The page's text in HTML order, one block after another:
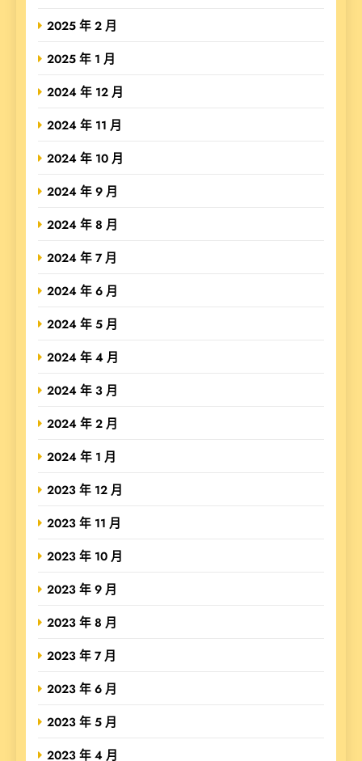
2025 年 2 月
2025 年 1 月
2024 年 12 月
2024 年 11 月
2024 年 10 月
2024 年 9 月
2024 年 8 月
2024 年 7 月
2024 年 6 月
2024 年 5 月
2024 年 4 月
2024 年 3 月
2024 年 2 月
2024 年 1 月
2023 年 12 月
2023 年 11 月
2023 年 10 月
2023 年 9 月
2023 年 8 月
2023 年 7 月
2023 年 6 月
2023 年 5 月
2023 年 4 月